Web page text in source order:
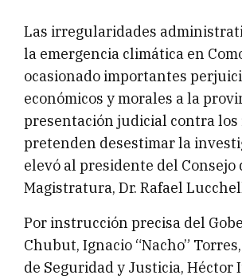
Las irregularidades
la emergencia climática en
ocasionado importantes
económicos y morales a la
presentación judicial contra los
pretenden desestimar la
elevó al presidente del Consejo
Magistratura, Dr. Rafael
Por instrucción precisa del
Chubut, Ignacio “Nacho”
de Seguridad y Justicia, Héctor